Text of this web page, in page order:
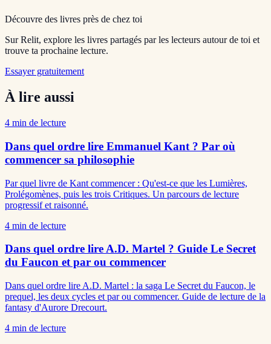
Découvre des livres près de chez toi
Sur Relit, explore les livres partagés par les lecteurs autour de toi et
trouve ta prochaine lecture.
Essayer gratuitement
À lire aussi
4 min de lecture
Dans quel ordre lire Emmanuel Kant ? Par où
commencer sa philosophie
Par quel livre de Kant commencer : Qu'est-ce que les Lumières,
Prolégomènes, puis les trois Critiques. Un parcours de lecture
progressif et raisonné.
4 min de lecture
Dans quel ordre lire A.D. Martel ? Guide Le Secret
du Faucon et par ou commencer
Dans quel ordre lire A.D. Martel : la saga Le Secret du Faucon, le
prequel, les deux cycles et par ou commencer. Guide de lecture de la
fantasy d'Aurore Drecourt.
4 min de lecture